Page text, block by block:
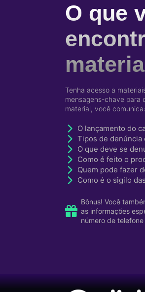
O que
Tenha acesso a
mensagens-chave para
material, você comunica:
O lançamento do
Tipos de denúncia
O que deve se
Como é feito o
Quem pode fazer
Como é o sigilo
Bônus! Você
as informações
número de telefone